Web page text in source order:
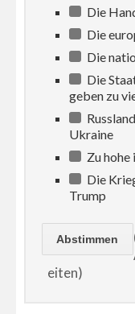
Die
Die
Die
Die
geben zu
Ukraine
Zu
Die
Trump
eiten)